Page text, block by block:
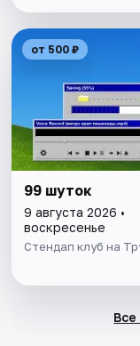
от 500 ₽
99 шуток
9 августа 2026 •
воскресенье
Стендап клуб на